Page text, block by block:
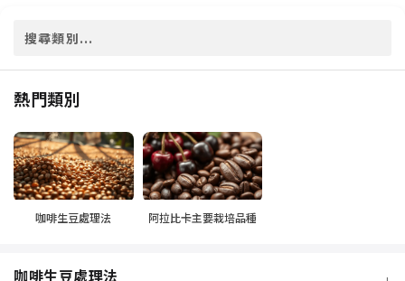
熱門類別
咖啡生豆處理法 阿拉比卡主要栽培品種
咖啡生豆處理法